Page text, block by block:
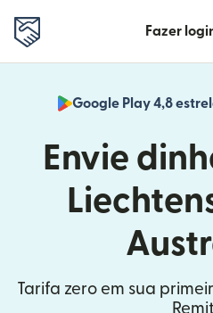
Fazer
Google Play 4,8
Envie
Tarifa zero em sua